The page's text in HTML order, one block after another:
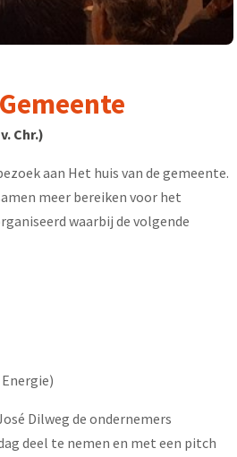
Chr.)
aan Het huis van de gemeente.
meer bereiken voor het
waarbij de volgende
Dilweg de ondernemers
deel te nemen en met een pitch